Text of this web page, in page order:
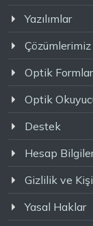
Yazılımlar
Çözümlerimiz
Optik Formlar
Optik
Destek
Hesap
Gizlilik ve
Yasal Haklar